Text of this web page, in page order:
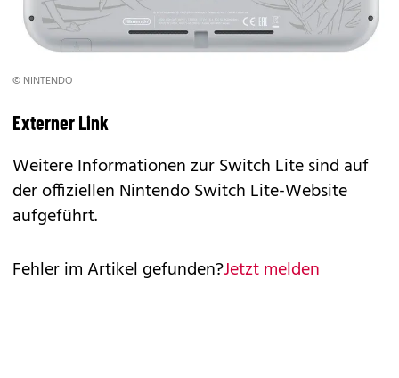
© NINTENDO
Externer Link
Weitere Informationen zur Switch Lite sind auf
deroffiziellen Nintendo Switch Lite-Website
aufgeführt.
Fehler im Artikel gefunden?Jetzt melden